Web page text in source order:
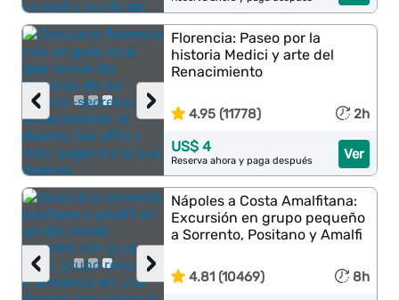
›
‹
Florencia: Paseo por la
historia Medici y arte del
Renacimiento
4.95 (11778) 2h
Ver
US$ 4
Reserva ahora y paga después
›
‹
Nápoles a Costa Amalfitana:
Excursión en grupo pequeño
a Sorrento, Positano y Amalfi
4.81 (10469) 8h